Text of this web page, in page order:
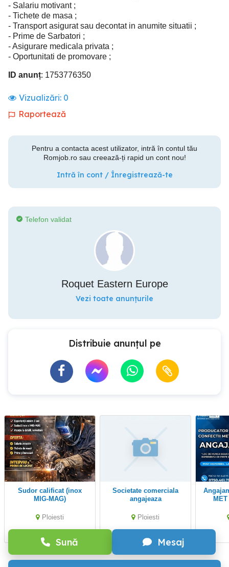
- Salariu motivant ;
- Tichete de masa ;
- Transport asigurat sau decontat in anumite situatii ;
- Prime de Sarbatori ;
- Asigurare medicala privata ;
- Oportunitati de promovare ;
ID anunț: 1753776350
Vizualizări: 0
Raportează
Pentru a contacta acest utilizator, intră în contul tău
Romjob.ro sau creează-ți rapid un cont nou!
Intră în cont / Înregistrează-te
Sună Mesaj
Telefon validat
Roquet Eastern Europe
Vezi toate anunțurile
Distribuie anunțul pe
Sudor calificat (inox
MIG-MAG)
Ploiesti
Societate comerciala
angajeaza
Ploiesti
Angajam: Sudor - Vidas